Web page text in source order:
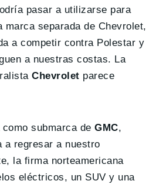
pasar a utilizarse para
marca separada de Chevrolet,
a competir contra Polestar y
a nuestras costas. La
Chevrolet parece
como submarca deGMC,
a regresar a nuestro
la firma norteamericana
eléctricos, un SUV y una